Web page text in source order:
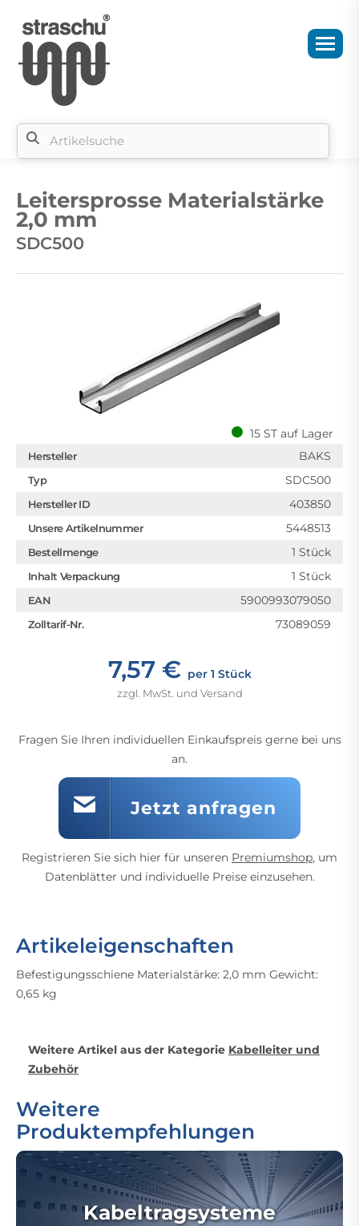
Leitersprosse Materialstärke
2,0 mm
SDC500
15 ST auf Lager
Hersteller BAKS
Typ SDC500
Hersteller ID 403850
Unsere Artikelnummer 5448513
Bestellmenge 1 Stück
Inhalt Verpackung 1 Stück
EAN 5900993079050
Zolltarif-Nr. 73089059
7,57 € per 1 Stück
zzgl. MwSt. und Versand
Fragen Sie Ihren individuellen Einkaufspreis gerne bei uns
an.
Jetzt anfragen
Registrieren Sie sich hier für unseren Premiumshop, um
Datenblätter und individuelle Preise einzusehen.
Artikeleigenschaften
Befestigungsschiene Materialstärke: 2,0 mm Gewicht:
0,65 kg
Weitere Artikel aus der Kategorie Kabelleiter und
Zubehör
Weitere
Produktempfehlungen
Kabeltragsysteme